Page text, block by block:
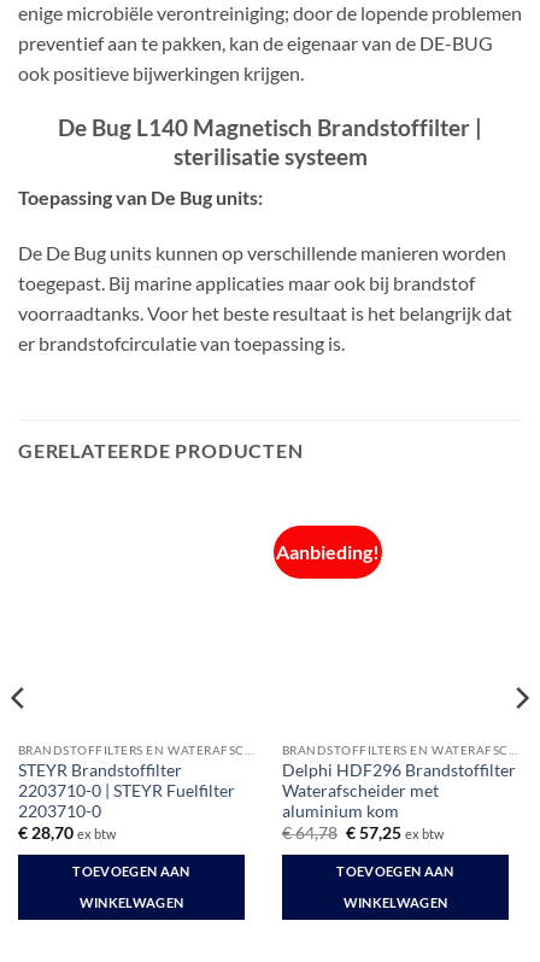
enige microbiële verontreiniging; door de lopende problemen
preventief aan te pakken, kan de eigenaar van de DE-BUG
ook positieve bijwerkingen krijgen.
De Bug L140 Magnetisch Brandstoffilter |
sterilisatie systeem
Toepassing van De Bug units:
De De Bug units kunnen op verschillende manieren worden
toegepast. Bij marine applicaties maar ook bij brandstof
voorraadtanks. Voor het beste resultaat is het belangrijk dat
er brandstofcirculatie van toepassing is.
GERELATEERDE PRODUCTEN
STEYR Brandstoffilter
2203710-0 | STEYR Fuelfilter
2203710-0
€28,70 ex btw
TOEVOEGEN AAN
WINKELWAGEN
Aanbieding!
Delphi HDF296 Brandstoffilter
Waterafscheider met
aluminium kom
€64,78 Oorspronkelijke
was:
€ 64,78.
€57,25Huidige
is:
€ 57,25.
ex btw
TOEVOEGEN AAN
WINKELWAGEN